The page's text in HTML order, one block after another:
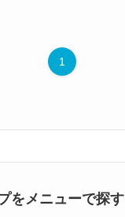
1
をメニューで探す